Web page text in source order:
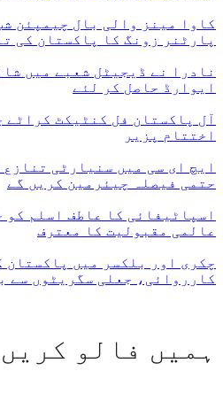
پارٹنر زونگ کا پاکستان کی
نادرا نے ڈیجیٹل شعبے میں
ایوارڈ حاصل کر لئے
آل پاکستان فل کنٹیکٹ کراٹے
اختتام پزیر
ایچ ای سی میں سنیارٹی
حتمی فیصلہ چیئرمین کریں گے
اسپاٹیفائی کا عاطف اسلم
عالمی مقبولیت کا معترف
چکری اور بلکسر میں پاکستان
کارروائی، جعلی سگریٹوں سے بھرے 11 مزدا
ہمیں فالو کریں